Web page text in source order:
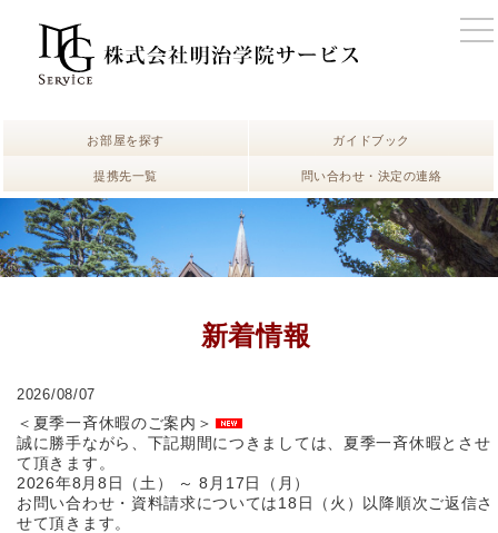
お部屋を探す ガイドブック
提携先一覧 問い合わせ・決定の連絡
新着情報
2026/08/07
＜夏季一斉休暇のご案内＞
誠に勝手ながら、下記期間につきましては、夏季一斉休暇とさせ
て頂きます。
2026年8月8日（土） ～ 8月17日（月）
お問い合わせ・資料請求については18日（火）以降順次ご返信さ
せて頂きます。